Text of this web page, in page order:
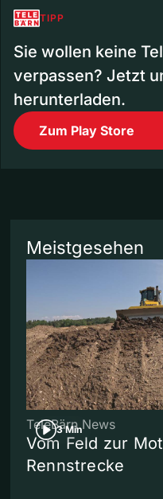
TIPP
Sie wollen keine
verpassen? Jetzt
herunterladen.
Zum Play Store
Meistgesehen
3 Min
TeleBärn News
Vom Feld zur
Rennstrecke